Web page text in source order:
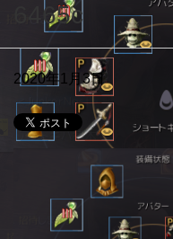
6465c
2020年1月3日